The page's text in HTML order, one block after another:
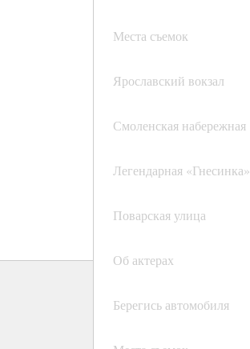
Места съемок
Ярославский вокзал
Смоленская набережная
Легендарная «Гнесинка»
Поварская улица
Об актерах
Берегись автомобиля